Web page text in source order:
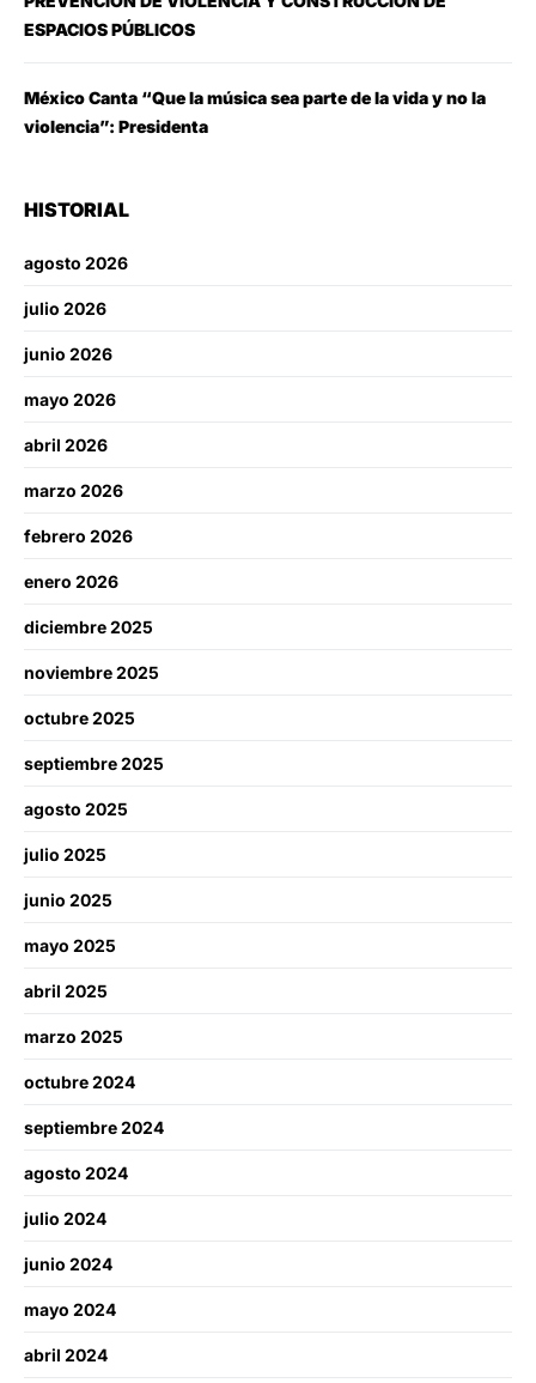
ESPACIOS PÚBLICOS
México Canta “Que la música sea parte de la vida y no la
violencia”: Presidenta
HISTORIAL
agosto 2026
julio 2026
junio 2026
mayo 2026
abril 2026
marzo 2026
febrero 2026
enero 2026
diciembre 2025
noviembre 2025
octubre 2025
septiembre 2025
agosto 2025
julio 2025
junio 2025
mayo 2025
abril 2025
marzo 2025
octubre 2024
septiembre 2024
agosto 2024
julio 2024
junio 2024
mayo 2024
abril 2024